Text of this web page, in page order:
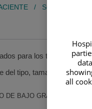
/ SOBRE EL
para los tumores
del tipo, tamaño,
DE BAJO GRADO O
all